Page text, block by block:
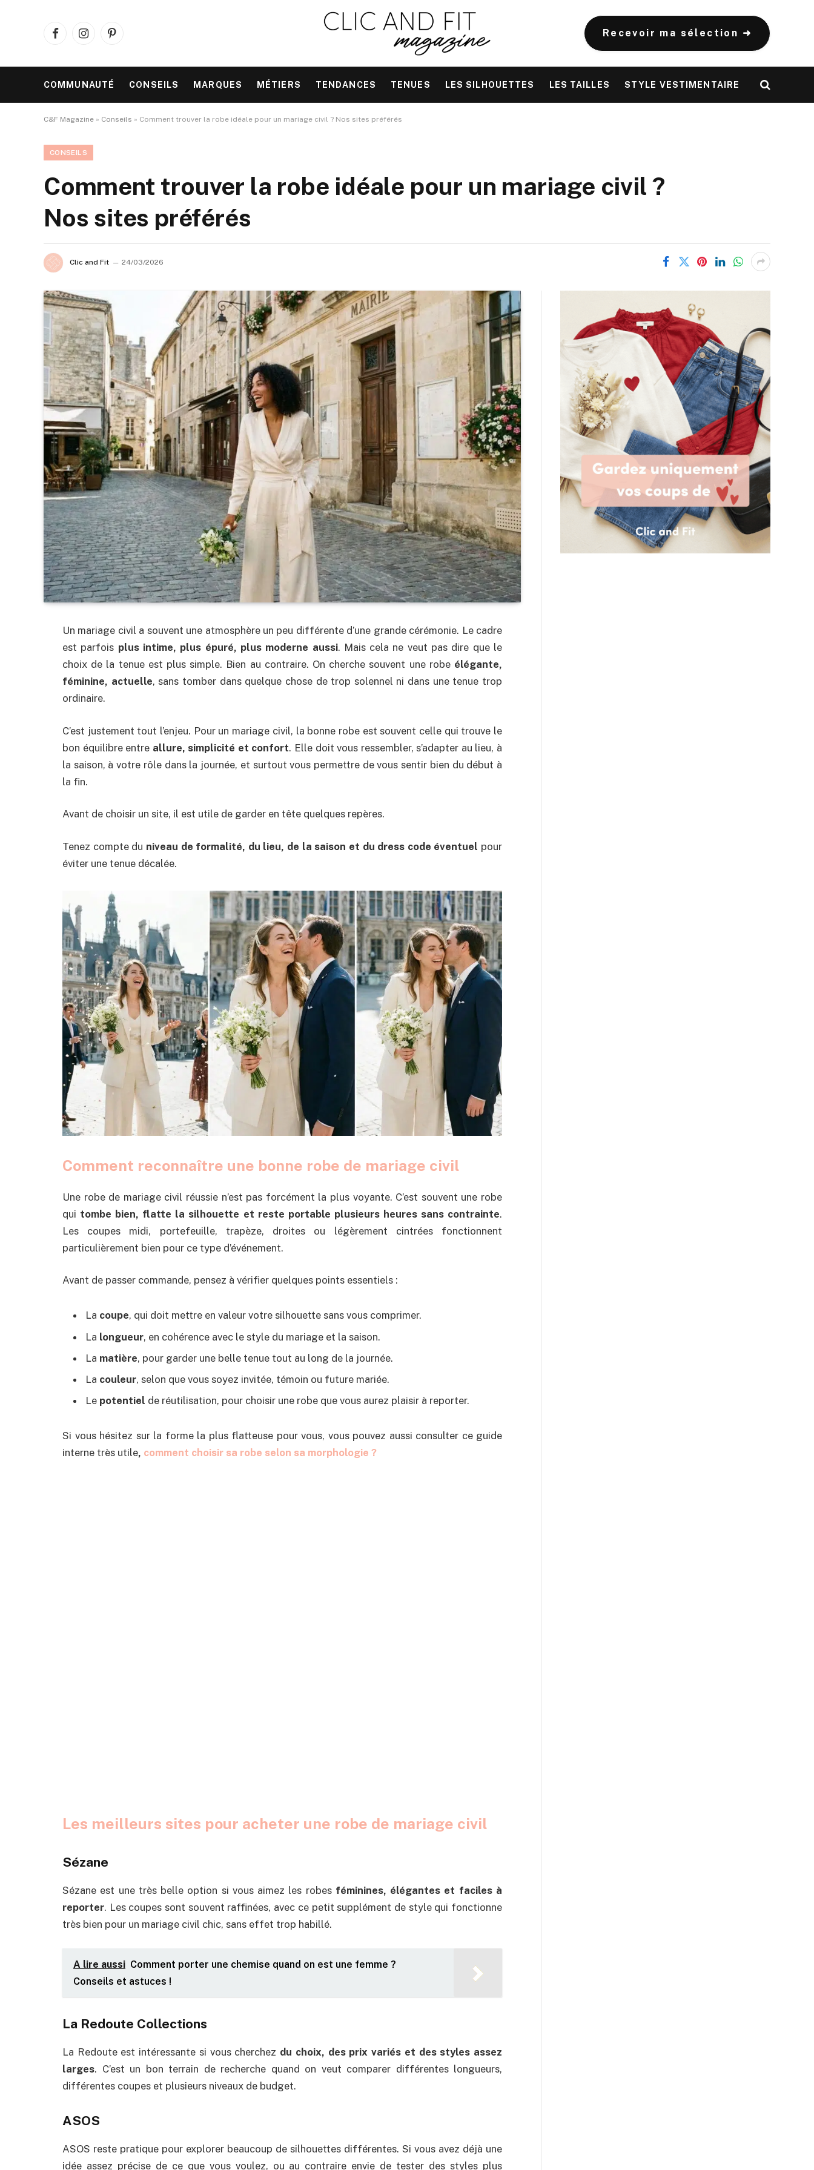
FacebookInstagramPinterest Recevoir ma sélection ➜
COMMUNAUTÉ CONSEILS MARQUES MÉTIERS TENDANCES TENUES LES SILHOUETTES LES TAILLES STYLE VESTIMENTAIRE
C&F Magazine » Conseils » Comment trouver la robe idéale pour un mariage civil ? Nos sites préférés
CONSEILS
Comment trouver la robe idéale pour un mariage civil ?
Nos sites préférés
Clic and Fit 24/03/2026
Un mariage civil a souvent une atmosphère un peu différente d’une grande cérémonie. Le cadre
est parfois plus intime, plus épuré, plus moderne aussi. Mais cela ne veut pas dire que le
choix de la tenue est plus simple. Bien au contraire. On cherche souvent une robe élégante,
féminine, actuelle, sans tomber dans quelque chose de trop solennel ni dans une tenue trop
ordinaire.
C’est justement tout l’enjeu. Pour un mariage civil, la bonne robe est souvent celle qui trouve le
bon équilibre entre allure, simplicité et confort. Elle doit vous ressembler, s’adapter au lieu, à
la saison, à votre rôle dans la journée, et surtout vous permettre de vous sentir bien du début à
la fin.
Avant de choisir un site, il est utile de garder en tête quelques repères.
Tenez compte du niveau de formalité, du lieu, de la saison et du dress code éventuel pour
éviter une tenue décalée.
Comment reconnaître une bonne robe de mariage civil
Une robe de mariage civil réussie n’est pas forcément la plus voyante. C’est souvent une robe
qui tombe bien, flatte la silhouette et reste portable plusieurs heures sans contrainte.
Les coupes midi, portefeuille, trapèze, droites ou légèrement cintrées fonctionnent
particulièrement bien pour ce type d’événement.
Avant de passer commande, pensez à vérifier quelques points essentiels :
La coupe, qui doit mettre en valeur votre silhouette sans vous comprimer.
La longueur, en cohérence avec le style du mariage et la saison.
La matière, pour garder une belle tenue tout au long de la journée.
La couleur, selon que vous soyez invitée, témoin ou future mariée.
Le potentiel de réutilisation, pour choisir une robe que vous aurez plaisir à reporter.
Si vous hésitez sur la forme la plus flatteuse pour vous, vous pouvez aussi consulter ce guide
interne très utile, comment choisir sa robe selon sa morphologie ?
Les meilleurs sites pour acheter une robe de mariage civil
Sézane
Sézane est une très belle option si vous aimez les robes féminines, élégantes et faciles à
reporter. Les coupes sont souvent raffinées, avec ce petit supplément de style qui fonctionne
très bien pour un mariage civil chic, sans effet trop habillé.
A lire aussi Comment porter une chemise quand on est une femme ?
Conseils et astuces !
La Redoute Collections
La Redoute est intéressante si vous cherchez du choix, des prix variés et des styles assez
larges. C’est un bon terrain de recherche quand on veut comparer différentes longueurs,
différentes coupes et plusieurs niveaux de budget.
ASOS
ASOS reste pratique pour explorer beaucoup de silhouettes différentes. Si vous avez déjà une
idée assez précise de ce que vous voulez, ou au contraire envie de tester des styles plus